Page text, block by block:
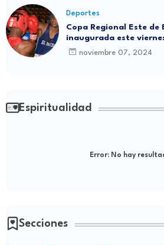
Deportes
Copa Regional Este de
inaugurada este
de Boyá
noviembre 07, 2024
Espiritualidad
Error:No hay
Secciones